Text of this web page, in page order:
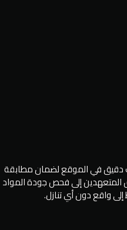
دقيق في الموقع لضمان مطابقة
المتعهدين إلى فحص جودة المواد
واقع دون أي تنازل.